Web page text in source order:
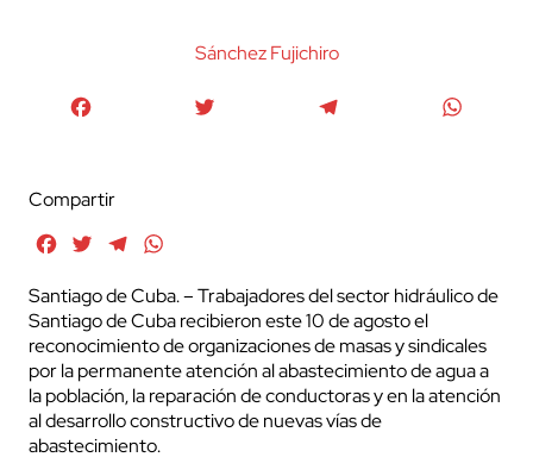
Sánchez Fujichiro
Compartir
FacebookTwitterTelegram
Santiago de Cuba. – Trabajadores del sector hidráulico de
Santiago de Cuba recibieron este 10 de agosto el
reconocimiento de organizaciones de masas y sindicales
por la permanente atención al abastecimiento de agua a
la población, la reparación de conductoras y en la atención
al desarrollo constructivo de nuevas vías de
abastecimiento.